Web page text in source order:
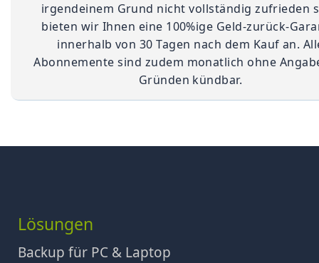
irgendeinem Grund nicht vollständig zufrieden
bieten wir Ihnen eine 100%ige Geld-zurück-
innerhalb von 30 Tagen nach dem Kauf an.
Abonnemente sind zudem monatlich ohne
Gründen kündbar.
Lösungen
Backup für PC & Laptop